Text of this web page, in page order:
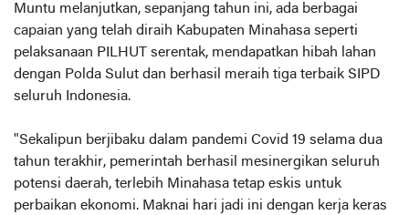
Muntu melanjutkan, sepanjang tahun ini, ada berbagai
capaian yang telah diraih Kabupaten Minahasa seperti
pelaksanaan PILHUT serentak, mendapatkan hibah lahan
dengan Polda Sulut dan berhasil meraih tiga terbaik SIPD
seluruh Indonesia.
"Sekalipun berjibaku dalam pandemi Covid 19 selama dua
tahun terakhir, pemerintah berhasil mesinergikan seluruh
potensi daerah, terlebih Minahasa tetap eskis untuk
perbaikan ekonomi. Maknai hari jadi ini dengan kerja keras